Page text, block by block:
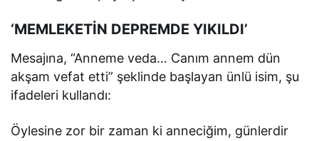
‘MEMLEKETİN DEPREMDE YIKILDI’
Mesajına, “Anneme veda… Canım annem dün
akşam vefat etti” şeklinde başlayan ünlü isim, şu
ifadeleri kullandı:
Öylesine zor bir zaman ki anneciğim, günlerdir